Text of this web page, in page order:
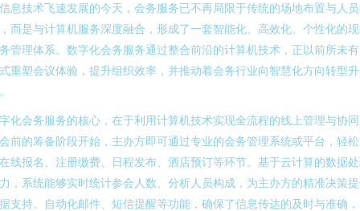
息技术飞速发展的今天，会务服务已不再局限于传统的场地布置与人
而是与计算机服务深度融合，形成了一套智能化、高效化、个性化的
管理体系。数字化会务服务通过整合前沿的计算机技术，正以前所未
重塑会议体验，提升组织效率，并推动着会务行业向智慧化方向转型升
化会务服务的核心，在于利用计算机技术实现全流程的线上管理与协
前的筹备阶段开始，主办方即可通过专业的会务管理系统或平台，轻
线报名、注册缴费、日程发布、酒店预订等环节。基于云计算的数据
，系统能够实时统计参会人数、分析人员构成，为主办方的精准决策
支持。自动化邮件、短信提醒等功能，确保了信息传达的及时与准确